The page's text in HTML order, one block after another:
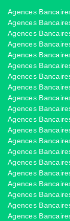
Agences
Agences
Agences
Agences
Agences
Agences
Agences
Agences
Agences
Agences
Agences
Agences
Agences
Agences
Agences
Agences
Agences
Agences
Agences
Agences